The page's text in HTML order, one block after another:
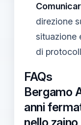
direzione
situazione
di
FAQs
Bergamo
anni
nello